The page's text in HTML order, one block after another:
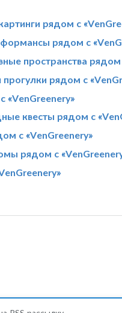
рядом с
рядом с
пространства рядом
рядом с
«VenGreenery»
квесты рядом с
с «VenGreenery»
рядом с